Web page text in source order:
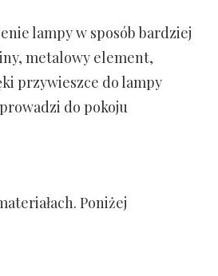
lampy w sposób bardziej
metalowy element,
przywieszce do lampy
do pokoju
Poniżej